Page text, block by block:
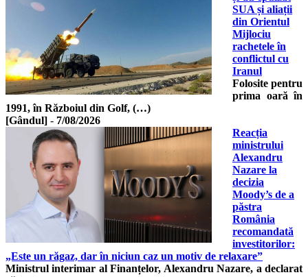
SUA și aliații
din Orientul
Mijlociu
rachetele în
conflictul cu
Iranul
Folosite pentru
prima oară în
1991, în Războiul din Golf, (…)
[Gândul] - 7/08/2026
Reacția
ministrului
Alexandru
Nazare la
decizia
Moody’s de a
păstra
România
recomandată
investitorilor:
„Este un răgaz, dar în niciun caz un motiv de relaxare”
Ministrul interimar al Finanțelor, Alexandru Nazare, a declarat